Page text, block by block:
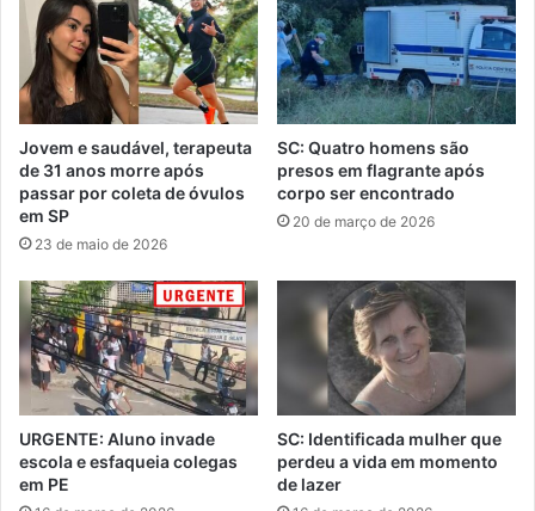
Jovem e saudável, terapeuta
de 31 anos morre após
passar por coleta de óvulos
em SP
23 de maio de 2026
SC: Quatro homens são
presos em flagrante após
corpo ser encontrado
20 de março de 2026
URGENTE: Aluno invade
escola e esfaqueia colegas
em PE
SC: Identificada mulher que
perdeu a vida em momento
de lazer